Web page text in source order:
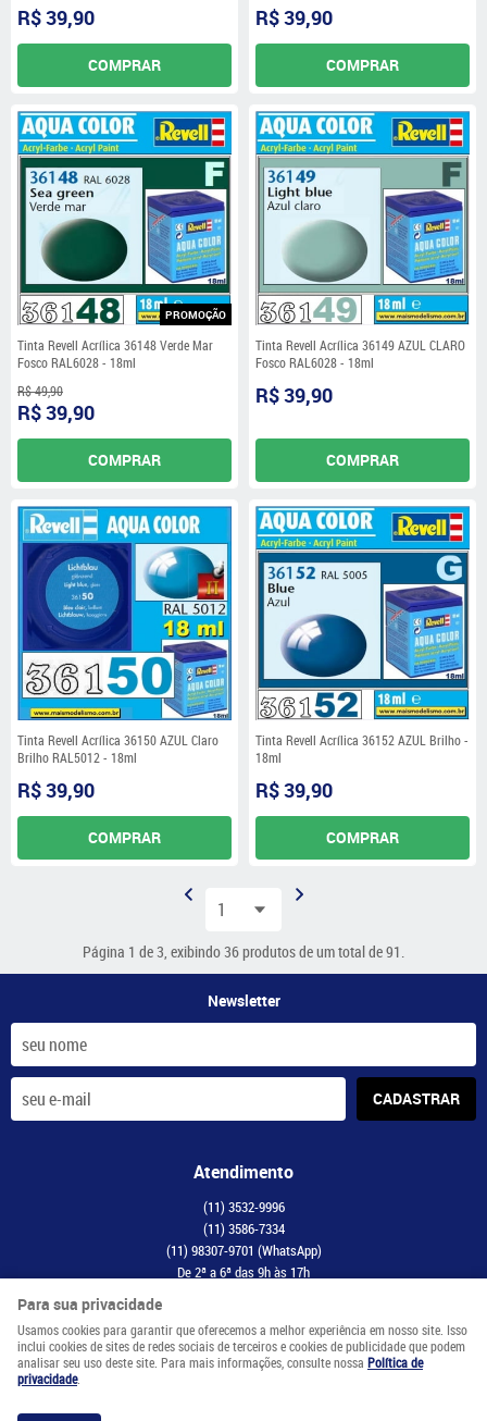
R$ 39,90
COMPRAR
R$ 39,90
COMPRAR
PROMOÇÃO
Tinta Revell Acrílica 36148 Verde Mar
Fosco RAL6028 - 18ml
R$ 49,90
R$ 39,90
COMPRAR
Tinta Revell Acrílica 36149 AZUL CLARO
Fosco RAL6028 - 18ml
R$ 39,90
COMPRAR
Tinta Revell Acrílica 36150 AZUL Claro
Brilho RAL5012 - 18ml
R$ 39,90
COMPRAR
Tinta Revell Acrílica 36152 AZUL Brilho -
18ml
R$ 39,90
COMPRAR
Página 1 de 3, exibindo 36 produtos de um total de 91.
Newsletter
CADASTRAR
Atendimento
(11) 3532-9996
(11) 3586-7334
(11) 98307-9701 (WhatsApp)
De 2ª a 6ª das 9h às 17h
Endereço
Avenida Adolfo Pinheiro, 2056, CJ 34-Santo Amaro, São Paulo-SP
Para sua privacidade
Usamos cookies para garantir que oferecemos a melhor experiência em nosso site. Isso
inclui cookies de sites de redes sociais de terceiros e cookies de publicidade que podem
analisar seu uso deste site. Para mais informações, consulte nossa Política de
privacidade.